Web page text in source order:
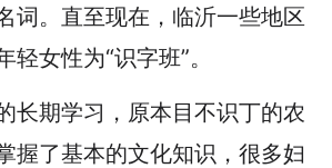
词。直至现在，临沂一些地区
轻女性为“识字班”。
长期学习，原本目不识丁的农
握了基本的文化知识，很多妇